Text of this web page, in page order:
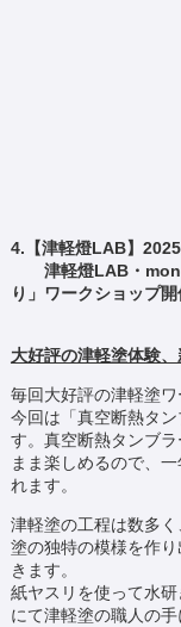
4.【津軽燈LAB】
津軽燈LAB・
り」ワークショップ開
大好評の津軽塗体験
毎回大好評の津軽塗ワ
今回は「真空断熱タ
す。真空断熱タンブ
まま楽しめるので、
れます。
津軽塗の工程は数多
塗の独特の模様を作り
きます。
紙ヤスリを使って水
にて津軽塗の職人の手